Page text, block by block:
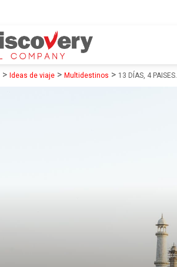
> Ideas de viaje > Multidestinos > 13 DÍAS, 4